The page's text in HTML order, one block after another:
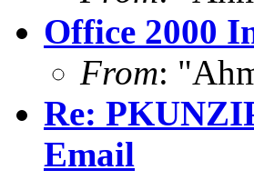
Office 2000
From:
Re:
Email